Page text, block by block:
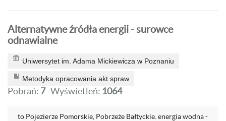
Alternatywne źródła energii - surowce
odnawialne
Uniwersytet im. Adama Mickiewicza w Poznaniu
Metodyka opracowania akt spraw
Pobrań: 7 Wyświetleń: 1064
to Pojezierze Pomorskie, Pobrzeże Bałtyckie. energia wodna -